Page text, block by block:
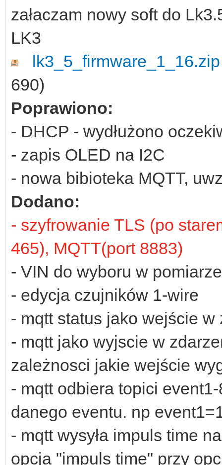
załaczam nowy soft do
LK3
lk3_5_firmware_1_16.zip
690)
Poprawiono:
- DHCP - wydłużono
- zapis OLED na I2C
- nowa bibioteka MQTT,
Dodano:
- szyfrowanie TLS (po
465), MQTT(port 8883)
- VIN do wyboru w
- edycja czujników 1-wire
- mqtt status jako wejście w
- mqtt jako wyjscie w
zależnosci jakie wejście
- mqtt odbiera topici
danego eventu. np
- mqtt wysyła impuls time
opcja "impuls time" przy